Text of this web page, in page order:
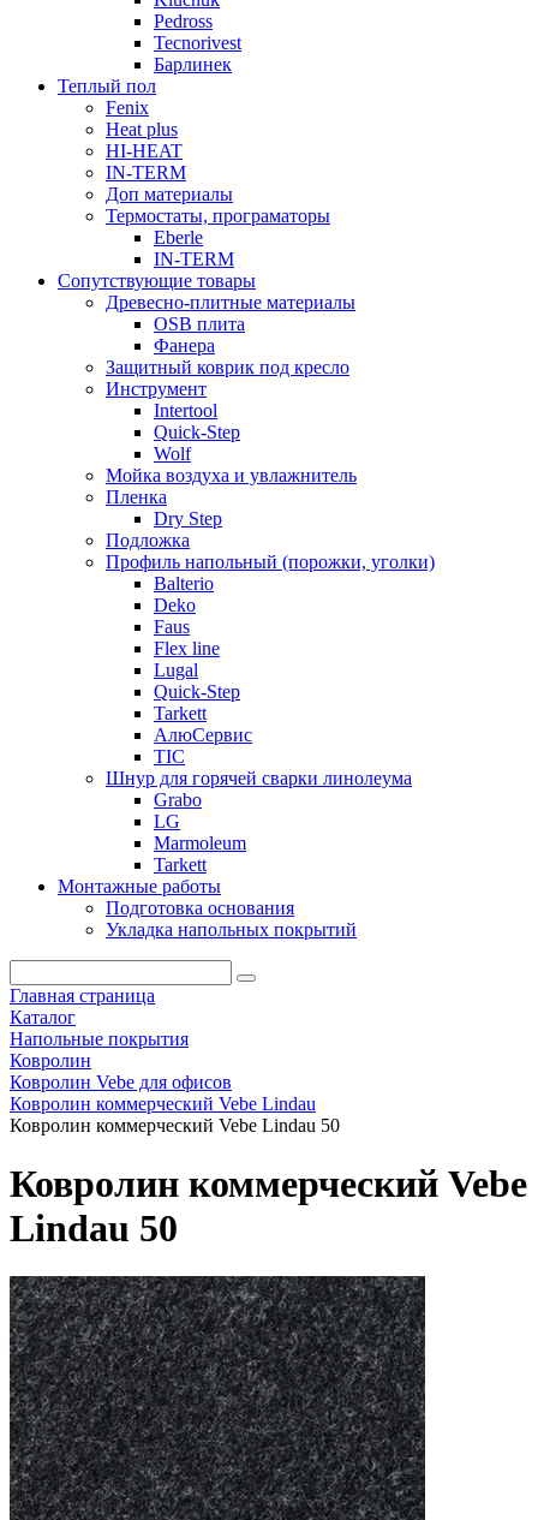
Pedross
Tecnorivest
Барлинек
Теплый пол
Fenix
Heat plus
HI-HEAT
IN-TERM
Доп материалы
Термостаты, програматоры
Eberle
IN-TERM
Сопутствующие товары
Древесно-плитные материалы
OSB плита
Фанера
Защитный коврик под кресло
Инструмент
Intertool
Quick-Step
Wolf
Мойка воздуха и увлажнитель
Пленка
Dry Step
Подложка
Профиль напольный (порожки, уголки)
Balterio
Deko
Faus
Flex line
Lugal
Quick-Step
Tarkett
АлюСервис
ТІС
Шнур для горячей сварки линолеума
Grabo
LG
Marmoleum
Tarkett
Монтажные работы
Подготовка основания
Укладка напольных покрытий
Главная страница
Каталог
Напольные покрытия
Ковролин
Ковролин Vebe для офисов
Ковролин коммерческий Vebe Lindau
Ковролин коммерческий Vebe Lindau 50
Ковролин коммерческий Vebe
Lindau 50